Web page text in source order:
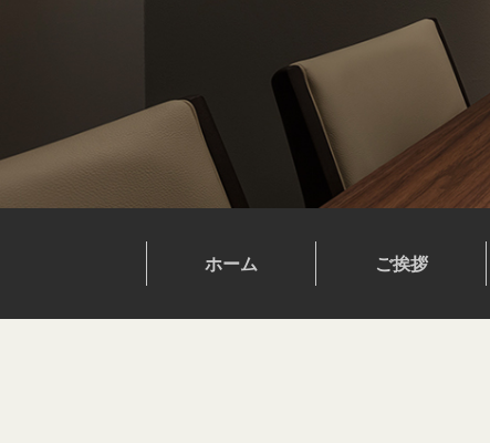
ホーム ご挨拶